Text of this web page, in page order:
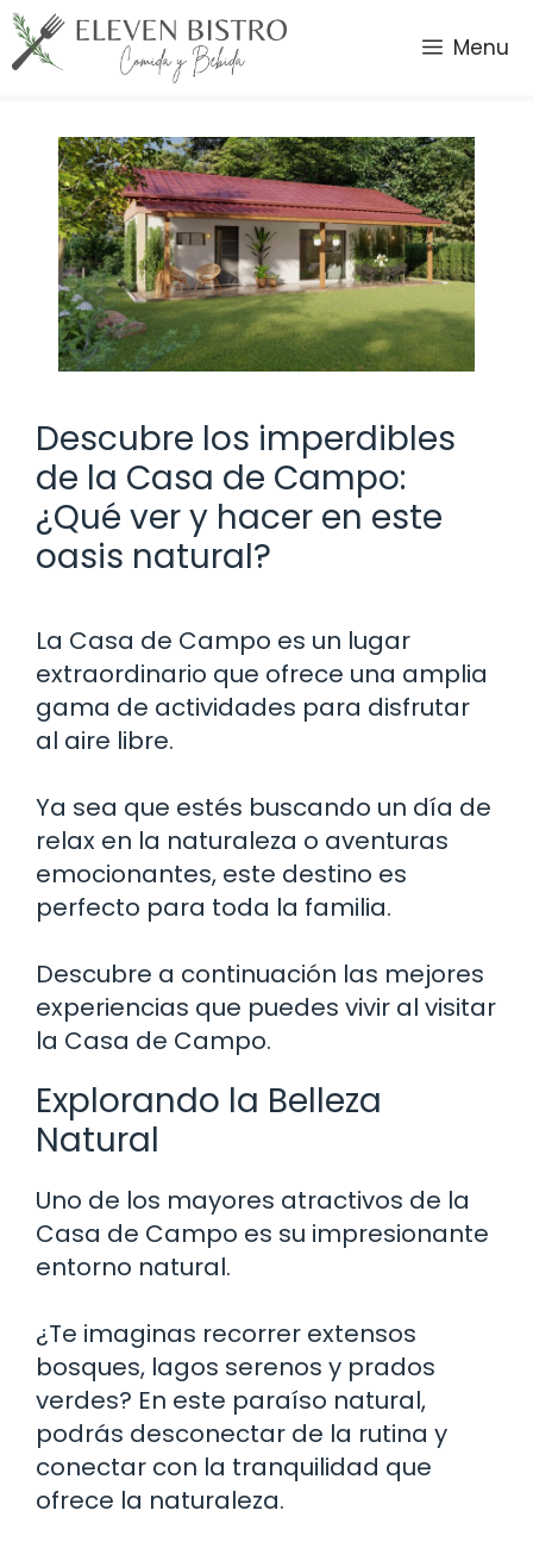
Saltar
al
contenido
Menu
Descubre los imperdibles
de la Casa de Campo:
¿Qué ver y hacer en este
oasis natural?
La Casa de Campo es un lugar
extraordinario que ofrece una amplia
gama de actividades para disfrutar
al aire libre.
Ya sea que estés buscando un día de
relax en la naturaleza o aventuras
emocionantes, este destino es
perfecto para toda la familia.
Descubre a continuación las mejores
experiencias que puedes vivir al visitar
la Casa de Campo.
Explorando la Belleza
Natural
Uno de los mayores atractivos de la
Casa de Campo es su impresionante
entorno natural.
¿Te imaginas recorrer extensos
bosques, lagos serenos y prados
verdes? En este paraíso natural,
podrás desconectar de la rutina y
conectar con la tranquilidad que
ofrece la naturaleza.